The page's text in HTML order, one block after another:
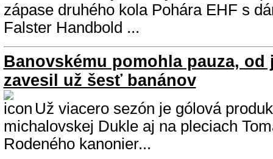
zápase druhého kola Pohára EHF s
Falster Handbold ...
Banovskému pomohla pauza, od
zavesil už šesť banánov
Už viacero sezón je gólová
michalovskej Dukle aj na pleciach
Rodeného kanonier...